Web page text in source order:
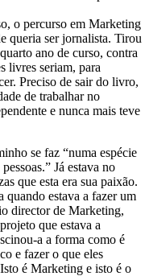
o percurso em Marketing
queria ser jornalista. Tirou
ano de curso, contra
livres seriam, para
Preciso de sair do livro,
de trabalhar no
e nunca mais teve
se faz “numa espécie
Já estava no
que esta era sua paixão.
quando estava a fazer um
director de Marketing,
que estava a
a a forma como é
e fazer o que eles
é Marketing e isto é o